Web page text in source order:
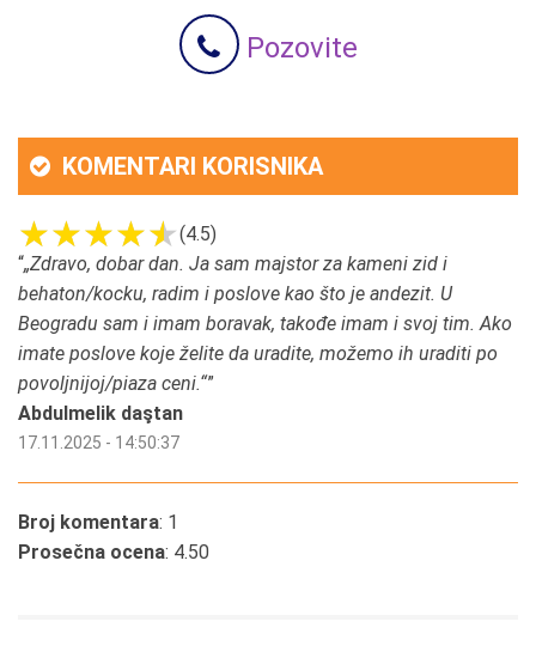
Pozovite
KOMENTARI KORISNIKA
(4.5)
“„Zdravo, dobar dan. Ja sam majstor za kameni zid i
behaton/kocku, radim i poslove kao što je andezit. U
Beogradu sam i imam boravak, takođe imam i svoj tim. Ako
imate poslove koje želite da uradite, možemo ih uraditi po
povoljnijoj/piaza ceni.“”
Abdulmelik daştan
17.11.2025 - 14:50:37
Broj komentara: 1
Prosečna ocena: 4.50